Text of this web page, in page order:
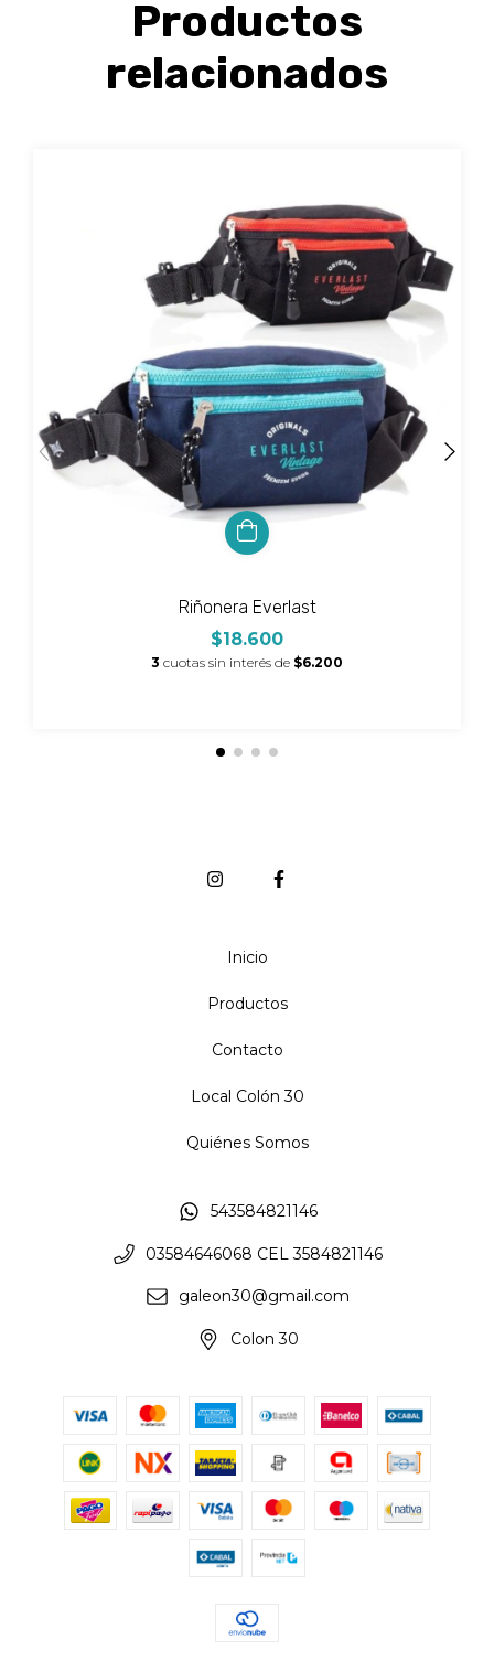
Productos
relacionados
Riñonera Everlast
$18.600
3 cuotas sin interés de $6.200
Inicio
Productos
Contacto
Local Colón 30
Quiénes Somos
543584821146
03584646068 CEL 3584821146
galeon30@gmail.com
Colon 30